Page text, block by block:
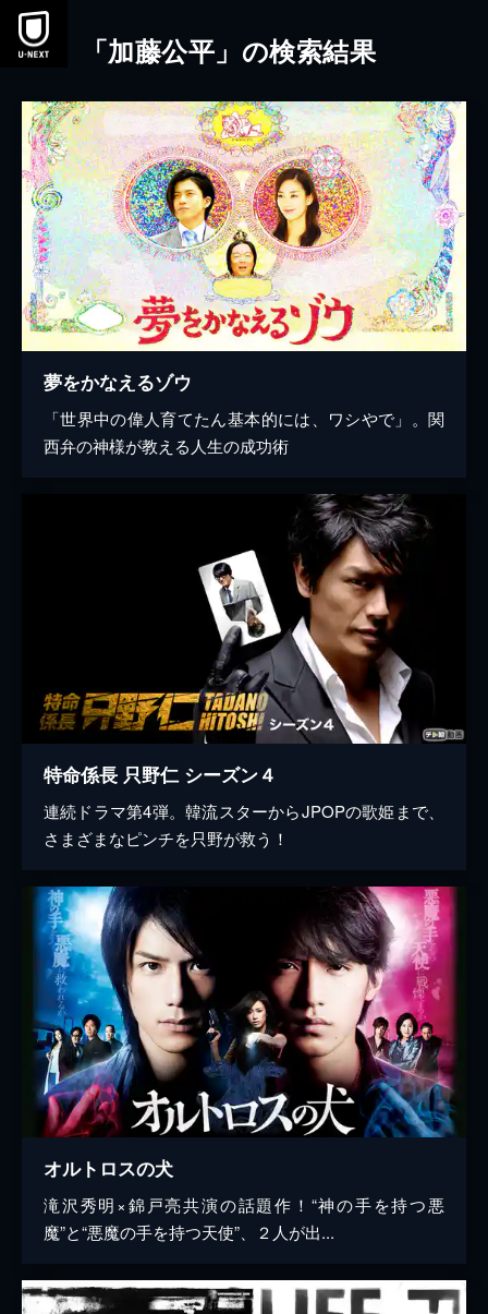
本文へスキップ
「加藤公平」の検索結果
夢をかなえるゾウ
「世界中の偉人育てたん基本的には、ワシやで」。関
西弁の神様が教える人生の成功術
特命係長 只野仁 シーズン４
連続ドラマ第4弾。韓流スターからJPOPの歌姫まで、
さまざまなピンチを只野が救う！
オルトロスの犬
滝沢秀明×錦戸亮共演の話題作！“神の手を持つ悪
魔”と“悪魔の手を持つ天使”、２人が出...